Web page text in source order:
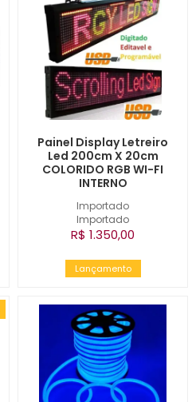
Importado
Importado
Painel Display Letreiro
Led 200cm X 20cm
COLORIDO RGB WI-FI
INTERNO
R$ 1.350,00
Lançamento